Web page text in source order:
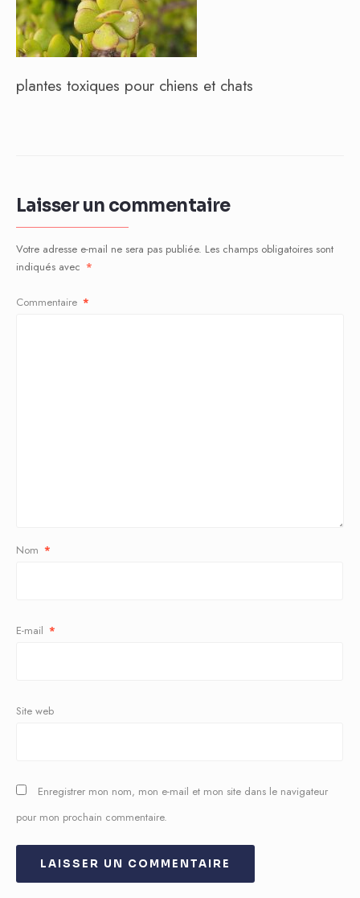
plantes toxiques pour chiens et chats
Laisser un commentaire
Votre adresse e-mail ne sera pas publiée. Les champs obligatoires sont
indiqués avec *
Commentaire *
Nom *
E-mail *
Site web
Enregistrer mon nom, mon e-mail et mon site dans le navigateur
pour mon prochain commentaire.